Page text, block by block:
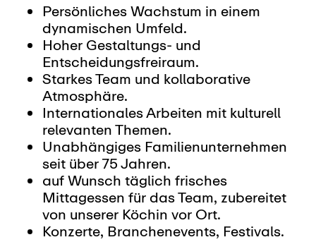
Persönliches Wachstum in einem
dynamischen Umfeld.
Hoher Gestaltungs- und
Entscheidungsfreiraum.
Starkes Team und kollaborative
Atmosphäre.
Internationales Arbeiten mit kulturell
relevanten Themen.
Unabhängiges Familienunternehmen
seit über 75 Jahren.
auf Wunsch täglich frisches
Mittagessen für das Team, zubereitet
von unserer Köchin vor Ort.
Konzerte, Branchenevents, Festivals.